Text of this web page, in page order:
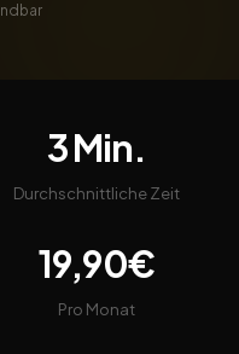
3 Min.
Durchschnittliche Zeit
19,90€
Pro Monat